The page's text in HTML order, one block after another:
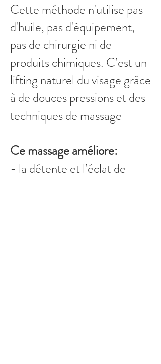
Cette méthode n'utilise pas
d'huile, pas d'équipement,
pas de chirurgie ni de
produits chimiques. C’est un
lifting naturel du visage grâce
à de douces pressions et des
techniques de massage
Ce massage améliore:
- la détente et l’éclat de